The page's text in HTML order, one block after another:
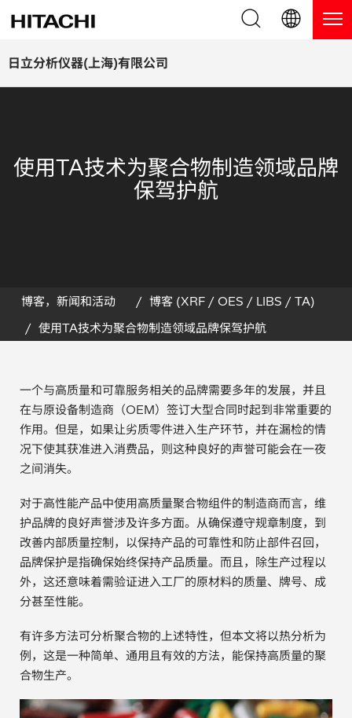
日立分析仪器(上海)有限公司
产品系列
台式 XRF 光谱仪
热分析仪
应用
环境监测
化工品
金属表面处理 / 电镀 / 涂层分析
金属生产 / 铸造厂
采矿与勘探
石化产品与燃料
博客
网络讲堂
在线演示
服务
保修注册
常见问题
订购耗材和配件
日本語 (JP)
使用TA技术为聚合物制造领域品牌
保驾护航
博客，新闻和活动
博客 (XRF / OES / LIBS / TA)
使用TA技术为聚合物制造领域品牌保驾护航
一个与高质量和可靠服务相关的品牌需要多年的发展，并且
在与原设备制造商（OEM）签订大型合同时起到非常重要的
作用。但是，如果让劣质零件进入生产环节，并在漏检的情
况下使其获准进入消费品，则这种良好的声誉可能会在一夜
之间消失。
对于高性能产品中使用高质量聚合物组件的制造商而言，维
护品牌的良好声誉涉及许多方面。从确保遵守规章制度，到
改善内部质量控制，以保持产品的可靠性和防止部件召回，
品牌保护是指确保始终保持产品质量。而且，除生产过程以
外，这还意味着需验证进入工厂的原材料的质量、牌号、成
分甚至性能。
有许多方法可分析聚合物的上述特性，但本文将以热分析为
例，这是一种简单、通用且有效的方法，能保持高质量的聚
合物生产。